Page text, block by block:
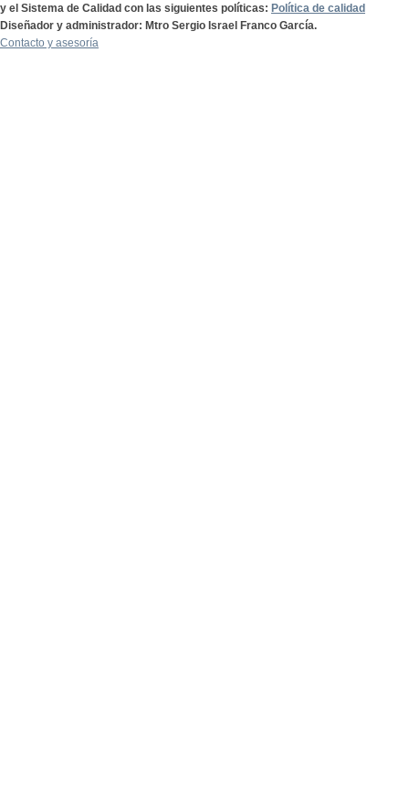
y el Sistema de Calidad con las siguientes políticas: Política de calidad
Diseñador y administrador: Mtro Sergio Israel Franco García.
Contacto y asesoría